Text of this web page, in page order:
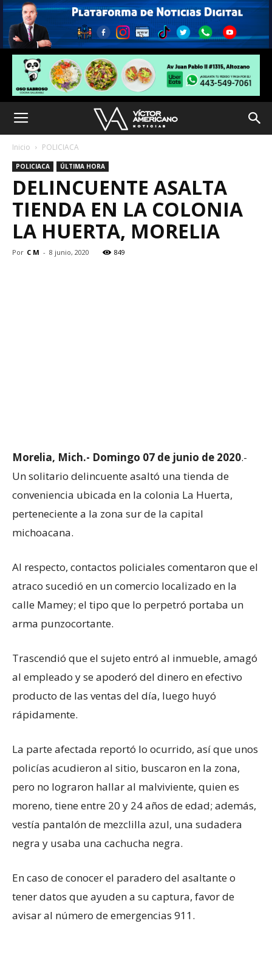
Inicio POLICIACA
POLICIACA ÚLTIMA HORA
DELINCUENTE ASALTA
TIENDA EN LA COLONIA
LA HUERTA, MORELIA
Por C M - 8 junio, 2020 849
Morelia, Mich.- Domingo 07 de junio de 2020.-
Un solitario delincuente asaltó una tienda de
conveniencia ubicada en la colonia La Huerta,
perteneciente a la zona sur de la capital
michoacana.
Al respecto, contactos policiales comentaron que el
atraco sucedió en un comercio localizado en la
calle Mamey; el tipo que lo perpetró portaba un
arma punzocortante.
Trascendió que el sujeto entró al inmueble, amagó
al empleado y se apoderó del dinero en efectivo
producto de las ventas del día, luego huyó
rápidamente.
La parte afectada reportó lo ocurrido, así que unos
policías acudieron al sitio, buscaron en la zona,
pero no lograron hallar al malviviente, quien es
moreno, tiene entre 20 y 24 años de edad; además,
vestía pantalón de mezclilla azul, una sudadera
negra y usaba una cachucha negra.
En caso de conocer el paradero del asaltante o
tener datos que ayuden a su captura, favor de
avisar al número de emergencias 911.